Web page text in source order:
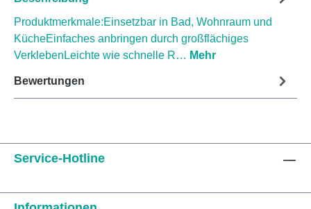
Produktmerkmale:Einsetzbar in Bad, Wohnraum und
KücheEinfaches anbringen durch großflächiges
VerklebenLeichte wie schnelle R… Mehr
Bewertungen
Service-Hotline